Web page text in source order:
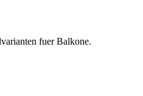
fuer Balkone.